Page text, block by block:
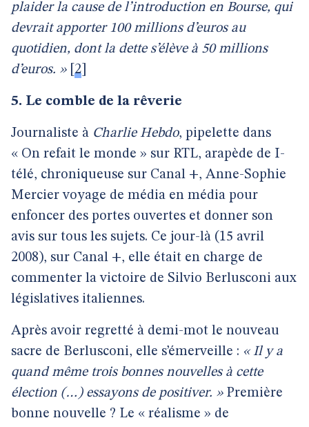
plaider la cause de l’introduction en Bourse, qui
devrait apporter 100 millions d’euros au
quotidien, dont la dette s’élève à 50 millions
d’euros. »[ 2
5. Le comble de la rêverie
Journaliste à Charlie Hebdo, pipelette dans
« On refait le monde » sur RTL, arapède de I-
télé, chroniqueuse sur Canal +, Anne-Sophie
Mercier voyage de média en média pour
enfoncer des portes ouvertes et donner son
avis sur tous les sujets. Ce jour-là (15 avril
2008), sur Canal +, elle était en charge de
commenter la victoire de Silvio Berlusconi aux
législatives italiennes.
Après avoir regretté à demi-mot le nouveau
sacre de Berlusconi, elle s’émerveille : « Il y a
quand même trois bonnes nouvelles à cette
élection (…) essayons de positiver. » Première
bonne nouvelle ? Le « réalisme » de